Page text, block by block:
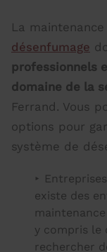
La
désenfumage
professionnels
domaine de la
Ferrand. Vous
options pour
système de
existe des
y compris le
rechercher